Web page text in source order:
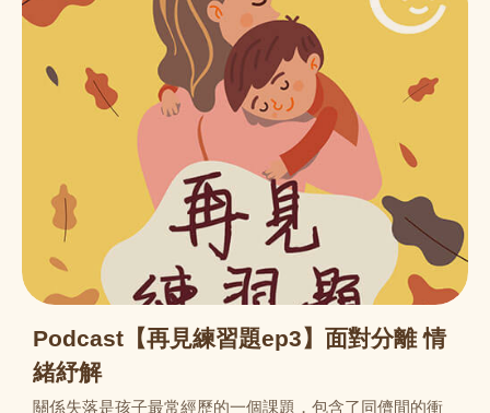
Podcast【再見練習題ep3】面對分離 情
緒紓解
關係失落是孩子最常經歷的一個課題，包含了同儕間的衝